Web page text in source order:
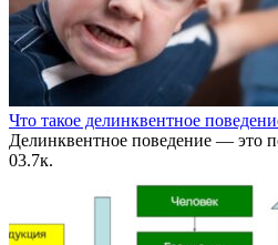
Что такое делинквентное
Делинквентное поведение — это
03.7к.